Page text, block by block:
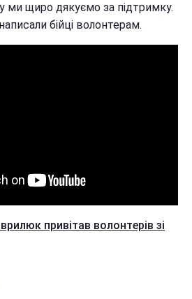
ми щиро дякуємо за підтримку.
бійці волонтерам.
привітав волонтерів зі